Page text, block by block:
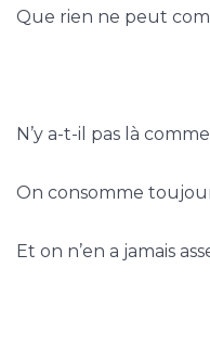
Que rien ne peut
N’y a-t-il pas là
On consomme
Et on n’en a jamais